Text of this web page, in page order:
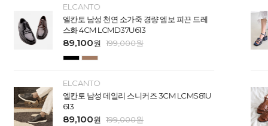
ELCANTO
엘칸토 남성 천연 소가죽 경량 엠보 피끈 드레
스화 4CM LCMD37U613
89,100원 199,000원
ELCANTO
엘칸토 남성 데일리 스니커즈 3CM LCMS81U
613
89,100원 199,000원